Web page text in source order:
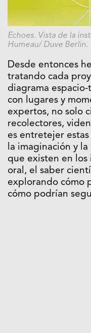
Echoes. Vista de la
Humeau/ Duve Berlin.
Desde entonces
tratando cada
diagrama
con lugares y
expertos, no solo
recolectores,
es entretejer
la imaginación y
que existen en
oral, el saber
explorando cómo
cómo podrían